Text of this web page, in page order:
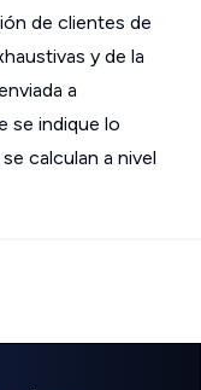
de clientes de
y de la
a
se indique lo
calculan a nivel